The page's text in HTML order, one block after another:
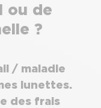
ou de
?
/ maladie
lunettes.
des frais